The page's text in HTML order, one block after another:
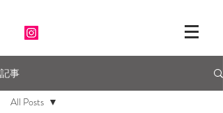
記事
All Posts